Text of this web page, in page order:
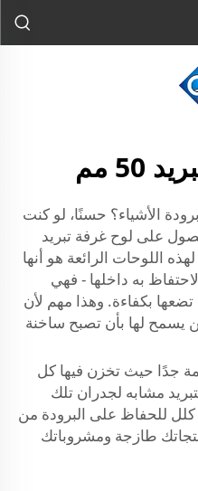
مم
الأشياء؟ حسنًا، لو كنت
على لوح غرفة تبريد
اللوحات الرائعة هو أنها
به داخلها - فهي
بكفاءة. وهذا مهم لأن
يسمح لها بأن تصبح ساخنة
جدًا حيث تخزن فيها كل
مشابه لجدران تلك
كلل للحفاظ على البرودة من
طازجة ومشروباتك